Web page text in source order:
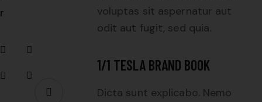
r
voluptas sit aspernatur aut
odit aut fugit, sed quia.
1/1 TESLA BRAND BOOK
Dicta sunt explicabo. Nemo